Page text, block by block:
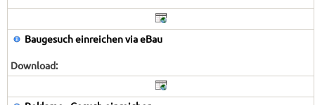
Baugesuch einreichen via eBau
Download: